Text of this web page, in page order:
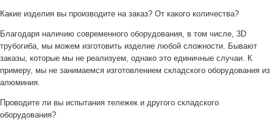
Какие изделия вы производите на заказ? От какого количества?
Благодаря наличию современного оборудования, в том числе, 3D
трубогиба, мы можем изготовить изделие любой сложности. Бывают
заказы, которые мы не реализуем, однако это единичные случаи. К
примеру, мы не занимаемся изготовлением складского оборудования из
алюминия.
Проводите ли вы испытания тележек и другого складского
оборудования?